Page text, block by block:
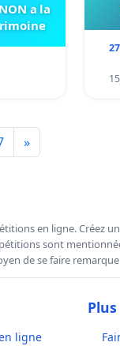
a la
»
en ligne. Créez
sont
de se faire
ligne
Plus